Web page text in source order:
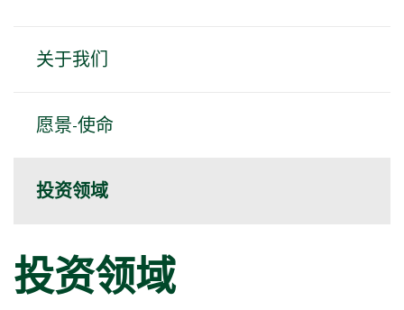
关于我们
愿景-使命
投资领域
投资领域